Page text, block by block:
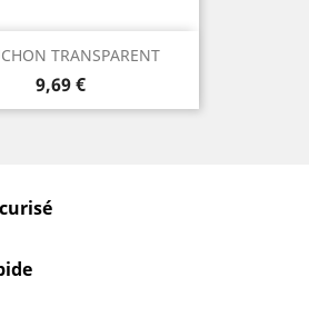
TRANSPARENT
Prix
9,69 €